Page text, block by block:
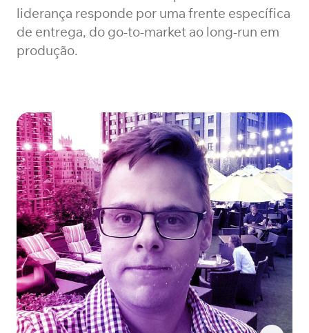
liderança responde por uma frente específica
de entrega, do go-to-market ao long-run em
produção.